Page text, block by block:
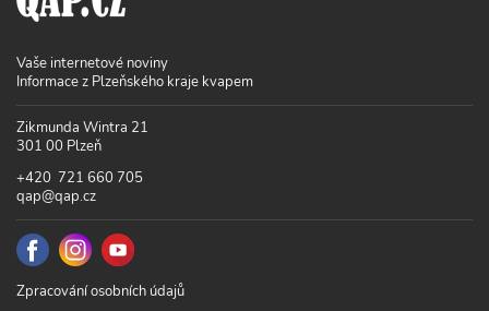
Vaše internetové noviny
Informace z Plzeňského kraje kvapem
Zikmunda Wintra 21
301 00 Plzeň
+420 721 660 705
qap@qap.cz
Zpracování osobních údajů